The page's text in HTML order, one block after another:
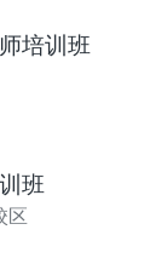
培训班
班
区